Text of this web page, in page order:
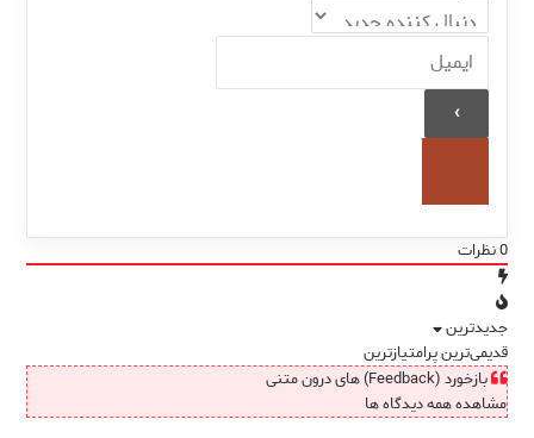
0نظرات
جدیدترین
قدیمی‌ترینپرامتیازترین
بازخورد (Feedback) های درون متنی
مشاهده همه دیدگاه ها